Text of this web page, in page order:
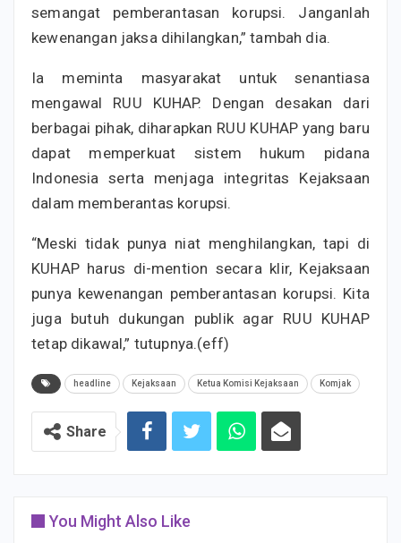
semangat pemberantasan korupsi. Janganlah
kewenangan jaksa dihilangkan,” tambah dia.
Ia meminta masyarakat untuk senantiasa
mengawal RUU KUHAP. Dengan desakan dari
berbagai pihak, diharapkan RUU KUHAP yang baru
dapat memperkuat sistem hukum pidana
Indonesia serta menjaga integritas Kejaksaan
dalam memberantas korupsi.
“Meski tidak punya niat menghilangkan, tapi di
KUHAP harus di-mention secara klir, Kejaksaan
punya kewenangan pemberantasan korupsi. Kita
juga butuh dukungan publik agar RUU KUHAP
tetap dikawal,” tutupnya.(eff)
headline Kejaksaan Ketua Komisi Kejaksaan Komjak
Share
You Might Also Like